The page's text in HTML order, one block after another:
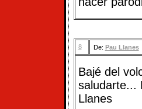
8 De: Pau Llanes
Bajé del
saludarte...
Llanes